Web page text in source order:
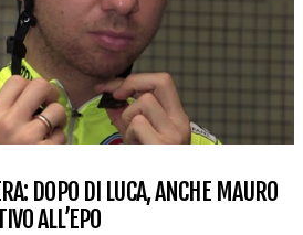
DOPO DI LUCA, ANCHE MAURO
ALL’EPO